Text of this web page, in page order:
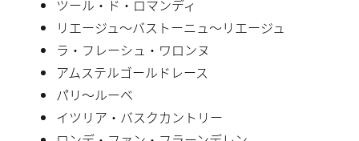
ツール・ド・ロマンディ
リエージュ〜バストーニュ〜リエージュ
ラ・フレーシュ・ワロンヌ
アムステルゴールドレース
パリ〜ルーベ
イツリア・バスクカントリー